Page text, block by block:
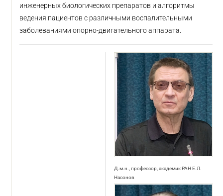
инженерных биологических препаратов и алгоритмы
ведения пациентов с различными воспалительными
заболеваниями опорно-двигательного аппарата.
Д.м.н., профессор, академик РАН Е.Л.
Насонов